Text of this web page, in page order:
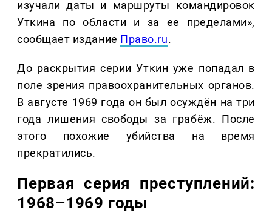
изучали даты и маршруты командировок
Уткина по области и за ее пределами»,
сообщает издание Право.ru.
До раскрытия серии Уткин уже попадал в
поле зрения правоохранительных органов.
В августе 1969 года он был осуждён на три
года лишения свободы за грабёж. После
этого похожие убийства на время
прекратились.
Первая серия преступлений:
1968–1969 годы